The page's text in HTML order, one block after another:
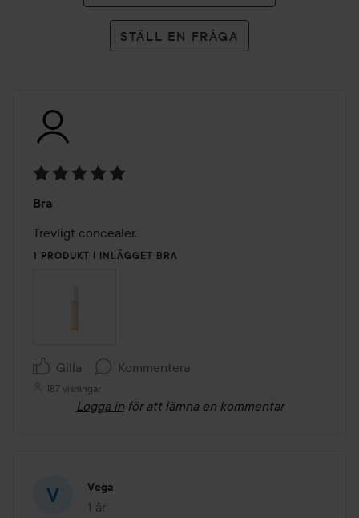
STÄLL EN FRÅGA
5
av
5
Bra
Trevligt concealer.
1 PRODUKT I INLÄGGET BRA
Gilla Kommentera
187 visningar
Logga in för att lämna en kommentar
Vega
1 år
Inlägget skapades 1 år